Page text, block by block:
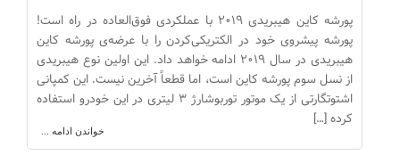
پورشه کاین هیبریدی ۲۰۱۹ با عملکردی فوق‌العاده در راه است!
پورشه پیشروی خود در الکتریکی‌کردن را با عرضه‌ی پورشه کاین
هیبریدی در سال ۲۰۱۹ ادامه خواهد داد. این اولین نوع هیبریدی
از نسل سوم پورشه کاین است، اما قطعاً آخرین نیست. این کمپانی
اشتوتگارتی از یک موتور توربوشارژ ۳ لیتری در این خودرو استفاده
کرده […]
خواندن ادامه ...